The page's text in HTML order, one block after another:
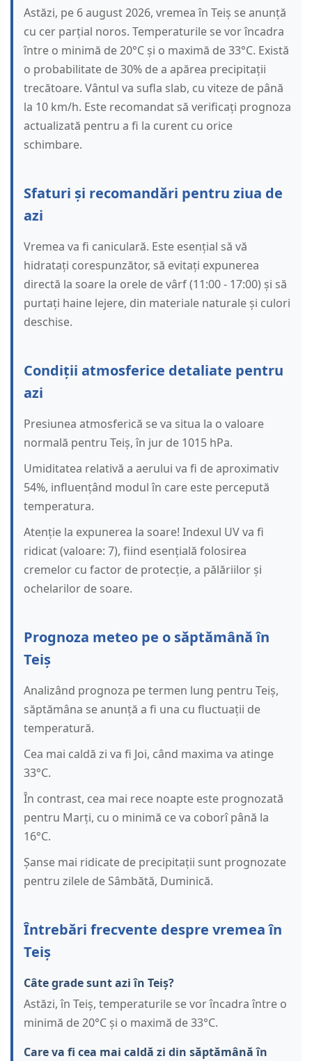
Astăzi, pe 6 august 2026, vremea în Teiș se anunță
cu cer parțial noros. Temperaturile se vor încadra
între o minimă de 20°C și o maximă de 33°C. Există
o probabilitate de 30% de a apărea precipitații
trecătoare. Vântul va sufla slab, cu viteze de până
la 10 km/h. Este recomandat să verificați prognoza
actualizată pentru a fi la curent cu orice
schimbare.
Sfaturi și recomandări pentru ziua de
azi
Vremea va fi caniculară. Este esențial să vă
hidratați corespunzător, să evitați expunerea
directă la soare la orele de vârf (11:00 - 17:00) și să
purtați haine lejere, din materiale naturale și culori
deschise.
Condiții atmosferice detaliate pentru
azi
Presiunea atmosferică se va situa la o valoare
normală pentru Teiș, în jur de 1015 hPa.
Umiditatea relativă a aerului va fi de aproximativ
54%, influențând modul în care este percepută
temperatura.
Atenție la expunerea la soare! Indexul UV va fi
ridicat (valoare: 7), fiind esențială folosirea
cremelor cu factor de protecție, a pălăriilor și
ochelarilor de soare.
Prognoza meteo pe o săptămână în
Teiș
Analizând prognoza pe termen lung pentru Teiș,
săptămâna se anunță a fi una cu fluctuații de
temperatură.
Cea mai caldă zi va fi Joi, când maxima va atinge
33°C.
În contrast, cea mai rece noapte este prognozată
pentru Marți, cu o minimă ce va coborî până la
16°C.
Șanse mai ridicate de precipitații sunt prognozate
pentru zilele de Sâmbătă, Duminică.
Întrebări frecvente despre vremea în
Teiș
Câte grade sunt azi în Teiș?
Astăzi, în Teiș, temperaturile se vor încadra între o
minimă de 20°C și o maximă de 33°C.
Care va fi cea mai caldă zi din săptămână în